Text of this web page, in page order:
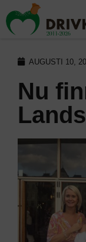
AUGUSTI 10,
Nu